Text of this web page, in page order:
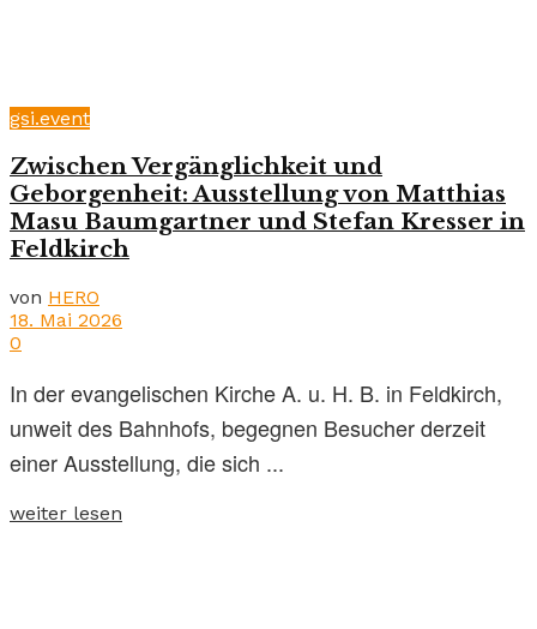
gsi.event
Zwischen Vergänglichkeit und
Geborgenheit: Ausstellung von Matthias
Masu Baumgartner und Stefan Kresser in
Feldkirch
von HERO
18. Mai 2026
0
In der evangelischen Kirche A. u. H. B. in Feldkirch,
unweit des Bahnhofs, begegnen Besucher derzeit
einer Ausstellung, die sich ...
weiter lesen